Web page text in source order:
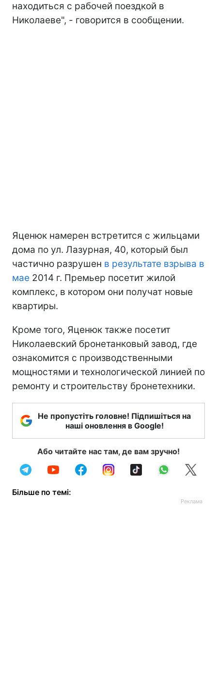
находиться с рабочей поездкой в
Николаеве", - говорится в сообщении.
Яценюк намерен встретится с жильцами
дома по ул. Лазурная, 40, который был
частично разрушен в результате взрыва в
мае 2014 г. Премьер посетит жилой
комплекс, в котором они получат новые
квартиры.
Кроме того, Яценюк также посетит
Николаевский бронетанковый завод, где
ознакомится с производственными
мощностями и технологической линией по
ремонту и строительству бронетехники.
Не пропустіть головне! Підпишіться на
наші оновлення в Google!
Або читайте нас там, де вам зручно!
Більше по темі: